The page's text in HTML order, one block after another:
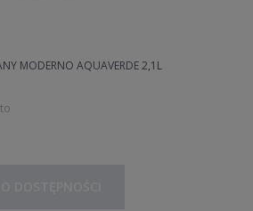
MODERNO AQUAVERDE 2,1L